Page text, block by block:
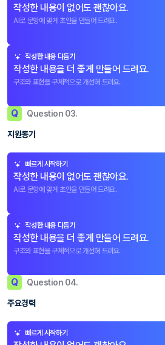
작성한 내용이 없어도 괜찮아요.
AI로 문항에 맞게 초안을 만들어 드려요.
작성한 내용 다듬기
작성한 내용을 더 좋게 만들어 드려요.
구조와 표현을 구체적으로 개선해 드려요.
Q Question 03.
지원동기
빠르게 시작하기
작성한 내용이 없어도 괜찮아요.
AI로 문항에 맞게 초안을 만들어 드려요.
작성한 내용 다듬기
작성한 내용을 더 좋게 만들어 드려요.
구조와 표현을 구체적으로 개선해 드려요.
Q Question 04.
주요경력
빠르게 시작하기